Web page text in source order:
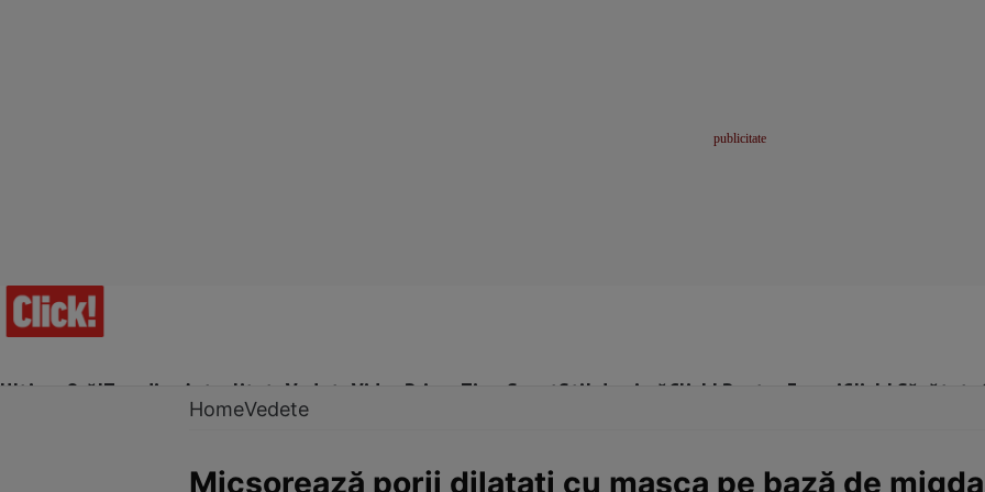
Ultima Oră!Trending Actualitate Vedete Video Prime Time SportStil de viațăClick! Pentru FemeiClick! Sănătate
HomeVedete
Micşorează porii dilataţi cu masca pe bază de